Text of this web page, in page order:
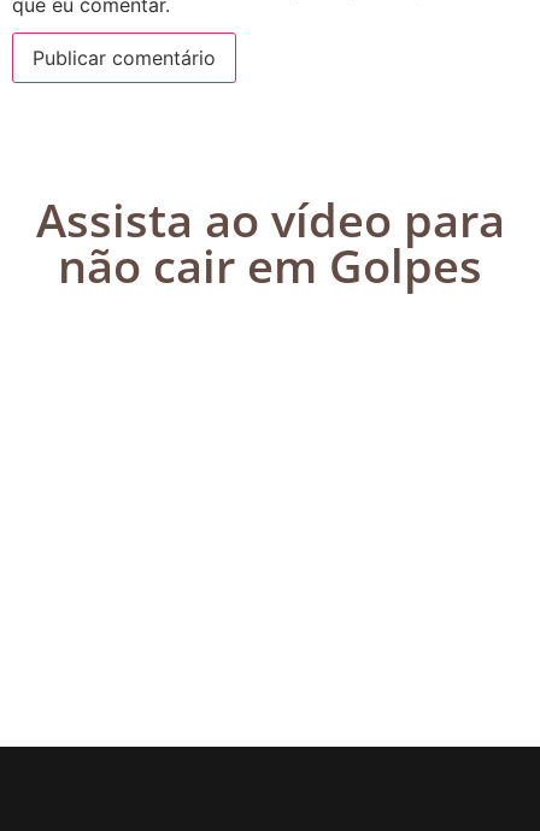
que eu comentar.
Assista ao vídeo para
não cair em Golpes